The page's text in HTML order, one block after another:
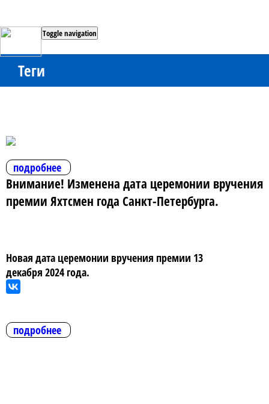
Toggle navigation
Теги
подробнее
Внимание! Изменена дата церемонии вручения
премии Яхтсмен года Санкт-Петербурга.
Новая дата церемонии вручения премии 13
декабря 2024 года.
подробнее